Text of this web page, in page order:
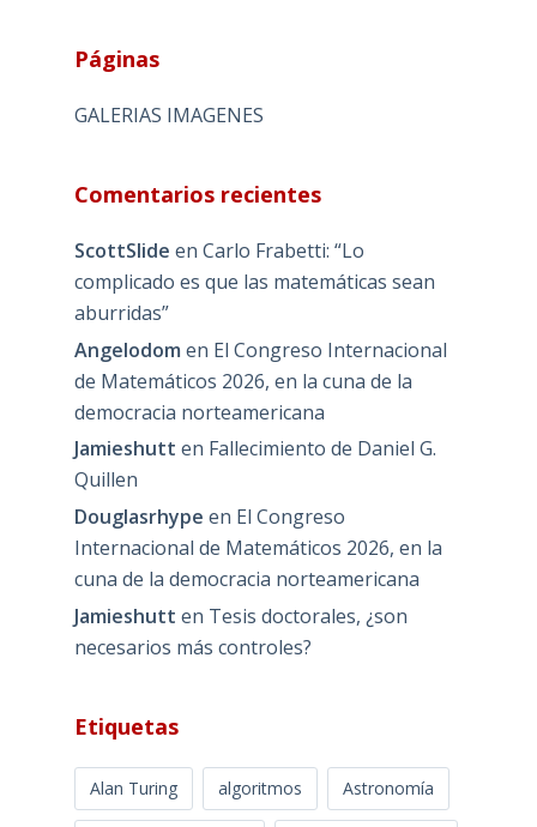
Páginas
GALERIAS IMAGENES
Comentarios recientes
ScottSlide en Carlo Frabetti: “Lo
complicado es que las matemáticas sean
aburridas”
Angelodom en El Congreso Internacional
de Matemáticos 2026, en la cuna de la
democracia norteamericana
Jamieshutt en Fallecimiento de Daniel G.
Quillen
Douglasrhype en El Congreso
Internacional de Matemáticos 2026, en la
cuna de la democracia norteamericana
Jamieshutt en Tesis doctorales, ¿son
necesarios más controles?
Etiquetas
Alan Turing algoritmos Astronomía